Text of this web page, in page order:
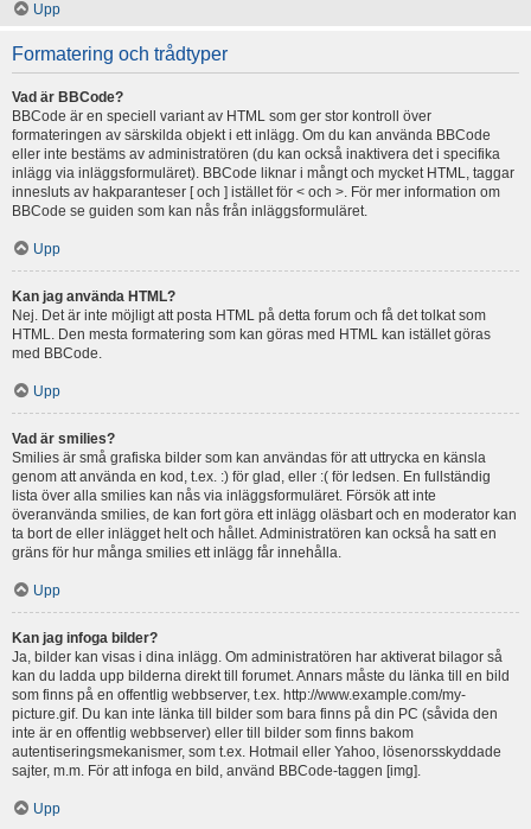
Upp
Formatering och trådtyper
Vad är BBCode?
BBCode är en speciell variant av HTML som ger stor kontroll över
formateringen av särskilda objekt i ett inlägg. Om du kan använda BBCode
eller inte bestäms av administratören (du kan också inaktivera det i specifika
inlägg via inläggsformuläret). BBCode liknar i mångt och mycket HTML, taggar
innesluts av hakparanteser [ och ] istället för < och >. För mer information om
BBCode se guiden som kan nås från inläggsformuläret.
Upp
Kan jag använda HTML?
Nej. Det är inte möjligt att posta HTML på detta forum och få det tolkat som
HTML. Den mesta formatering som kan göras med HTML kan istället göras
med BBCode.
Upp
Vad är smilies?
Smilies är små grafiska bilder som kan användas för att uttrycka en känsla
genom att använda en kod, t.ex. :) för glad, eller :( för ledsen. En fullständig
lista över alla smilies kan nås via inläggsformuläret. Försök att inte
överanvända smilies, de kan fort göra ett inlägg oläsbart och en moderator kan
ta bort de eller inlägget helt och hållet. Administratören kan också ha satt en
gräns för hur många smilies ett inlägg får innehålla.
Upp
Kan jag infoga bilder?
Ja, bilder kan visas i dina inlägg. Om administratören har aktiverat bilagor så
kan du ladda upp bilderna direkt till forumet. Annars måste du länka till en bild
som finns på en offentlig webbserver, t.ex. http://www.example.com/my-
picture.gif. Du kan inte länka till bilder som bara finns på din PC (såvida den
inte är en offentlig webbserver) eller till bilder som finns bakom
autentiseringsmekanismer, som t.ex. Hotmail eller Yahoo, lösenorsskyddade
sajter, m.m. För att infoga en bild, använd BBCode-taggen [img].
Upp